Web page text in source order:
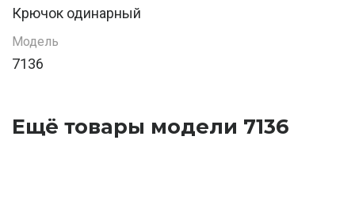
Крючок одинарный
Модель
7136
Ещё товары модели 7136